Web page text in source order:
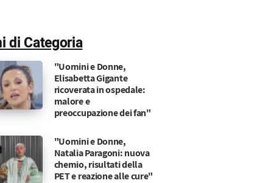
due ex corteggiatori e il suo
Sammy Hassan, il capitolo con Giulio
di Categoria
"Uomini e Donne,
Elisabetta Gigante
ricoverata in ospedale:
malore e
preoccupazione dei fan"
"Uomini e Donne,
Natalia Paragoni: nuova
chemio, risultati della
PET e reazione alle cure"